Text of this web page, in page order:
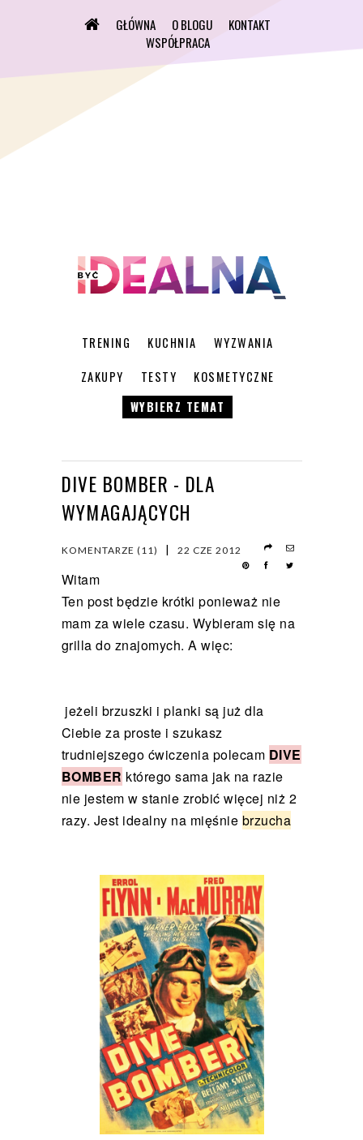
GŁÓWNA O BLOGU
KONTAKT
WSPÓŁPRACA
TRENING KUCHNIA
WYZWANIA
ZAKUPY
TESTY
KOSMETYCZNE
WYBIERZ TEMAT
DIVE BOMBER - DLA
WYMAGAJĄCYCH
KOMENTARZE (11) | 22 CZE 2012
Witam
Ten post będzie krótki ponieważ nie
mam za wiele czasu. Wybieram się na
grilla do znajomych. A więc:
jeżeli brzuszki i planki są już dla
Ciebie za proste i szukasz
trudniejszego ćwiczenia polecam DIVE
BOMBER którego sama jak na razie
nie jestem w stanie zrobić więcej niż 2
razy. Jest idealny na mięśnie brzucha